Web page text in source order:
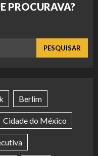
PROCURAVA?
Berlim
Cidade do México